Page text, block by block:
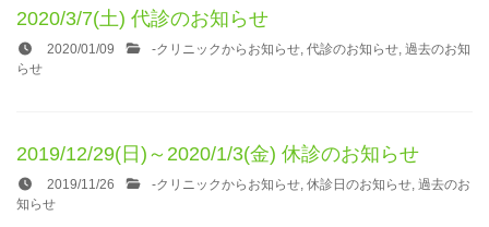
2020/3/7(土) 代診のお知らせ
2020/01/09 -クリニックからお知らせ, 代診のお知らせ, 過去のお知
らせ
2019/12/29(日)～2020/1/3(金) 休診のお知らせ
2019/11/26 -クリニックからお知らせ, 休診日のお知らせ, 過去のお
知らせ